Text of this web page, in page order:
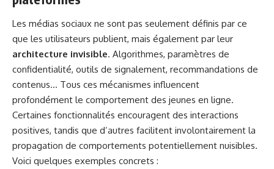
Les médias sociaux ne sont pas seulement définis par ce
que les utilisateurs publient, mais également par leur
architecture invisible. Algorithmes, paramètres de
confidentialité, outils de signalement, recommandations de
contenus… Tous ces mécanismes influencent
profondément le comportement des jeunes en ligne.
Certaines fonctionnalités encouragent des interactions
positives, tandis que d’autres facilitent involontairement la
propagation de comportements potentiellement nuisibles.
Voici quelques exemples concrets :